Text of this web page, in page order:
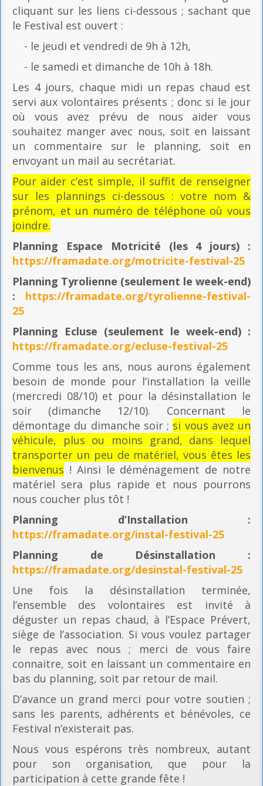
cliquant sur les liens ci-dessous ; sachant que
le Festival est ouvert :
- le jeudi et vendredi de 9h à 12h,
- le samedi et dimanche de 10h à 18h.
Les 4 jours, chaque midi un repas chaud est
servi aux volontaires présents ; donc si le jour
où vous avez prévu de nous aider vous
souhaitez manger avec nous, soit en laissant
un commentaire sur le planning, soit en
envoyant un mail au secrétariat.
Pour aider c’est simple, il suffit de renseigner
sur les plannings ci-dessous : votre nom &
prénom, et un numéro de téléphone où vous
joindre.
Planning Espace Motricité (les 4 jours) :
https://framadate.org/motricite-festival-25
Planning Tyrolienne (seulement le week-end)
: https://framadate.org/tyrolienne-festival-
25
Planning Ecluse (seulement le week-end) :
https://framadate.org/ecluse-festival-25
Comme tous les ans, nous aurons également
besoin de monde pour l’installation la veille
(mercredi 08/10) et pour la désinstallation le
soir (dimanche 12/10). Concernant le
démontage du dimanche soir ; si vous avez un
véhicule, plus ou moins grand, dans lequel
transporter un peu de matériel, vous êtes les
bienvenus ! Ainsi le déménagement de notre
matériel sera plus rapide et nous pourrons
nous coucher plus tôt !
Planning d’Installation :
https://framadate.org/instal-festival-25
Planning de Désinstallation :
https://framadate.org/desinstal-festival-25
Une fois la désinstallation terminée,
l’ensemble des volontaires est invité à
déguster un repas chaud, à l’Espace Prévert,
siège de l’association. Si vous voulez partager
le repas avec nous ; merci de vous faire
connaitre, soit en laissant un commentaire en
bas du planning, soit par retour de mail.
D’avance un grand merci pour votre soutien ;
sans les parents, adhérents et bénévoles, ce
Festival n’existerait pas.
Nous vous espérons très nombreux, autant
pour son organisation, que pour la
participation à cette grande fête !